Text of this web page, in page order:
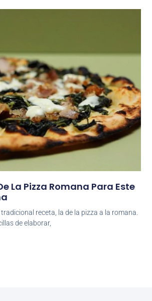
La Pizza Romana Para Este
receta, la de la pizza a la romana.
de elaborar,